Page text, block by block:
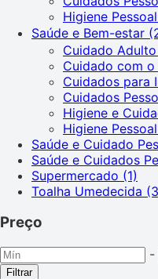
Higiene Pessoal
Saúde e Bem-estar
Cuidado Adulto
Cuidado com o
Cuidados para
Cuidados
Higiene e
Higiene Pessoal
Saúde e Cuidado
Saúde e Cuidados
Supermercado (1)
Toalha Umedecida
Preço
-
Filtrar